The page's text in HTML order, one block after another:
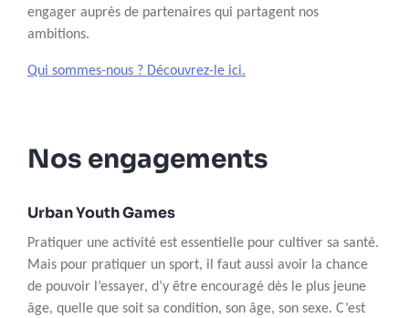
engager auprès de partenaires qui partagent nos
ambitions.
Qui sommes-nous ? Découvrez-le ici.
Nos engagements
Urban Youth Games
Pratiquer une activité est essentielle pour cultiver sa santé.
Mais pour pratiquer un sport, il faut aussi avoir la chance
de pouvoir l’essayer, d’y être encouragé dès le plus jeune
âge, quelle que soit sa condition, son âge, son sexe. C’est